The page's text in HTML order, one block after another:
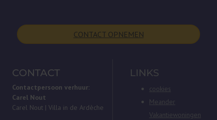
CONTACT
Contactpersoon verhuur:
Carel Nout
Carel Nout | Villa in de Ardèche
CONTACT OPNEMEN
LINKS
cookies
Meander
Vakantiewoningen